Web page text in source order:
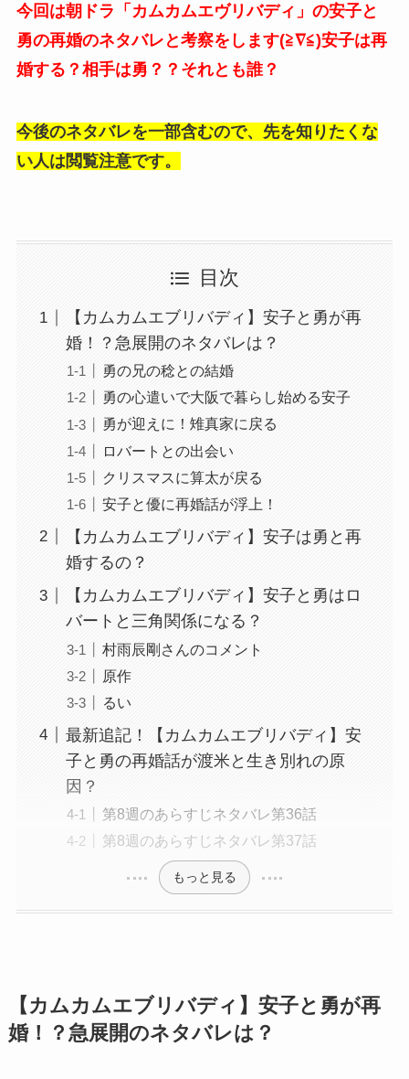
今回は朝ドラ「カムカムエヴリバディ」の安子と
勇の再婚のネタバレと考察をします(≧∇≦)安子は再
婚する？相手は勇？？それとも誰？
今後のネタバレを一部含むので、先を知りたくな
い人は閲覧注意です。
目次
【カムカムエブリバディ】安子と勇が再
婚！？急展開のネタバレは？
勇の兄の稔との結婚
勇の心遣いで大阪で暮らし始める安子
勇が迎えに！雉真家に戻る
ロバートとの出会い
クリスマスに算太が戻る
安子と優に再婚話が浮上！
【カムカムエブリバディ】安子は勇と再
婚するの？
【カムカムエブリバディ】安子と勇はロ
バートと三角関係になる？
村雨辰剛さんのコメント
原作
るい
最新追記！【カムカムエブリバディ】安
子と勇の再婚話が渡米と生き別れの原
因？
第8週のあらすじネタバレ第36話
第8週のあらすじネタバレ第37話
もっと見る
【カムカムエブリバディ】安子と勇が再
婚！？急展開のネタバレは？